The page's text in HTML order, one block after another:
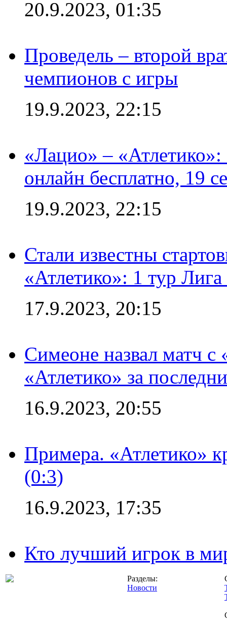
20.9.2023, 01:35
Проведель – второй
чемпионов с игры
19.9.2023, 22:15
«Лацио» –
онлайн бесплатно, 19
19.9.2023, 22:15
Стали известны
«Атлетико»: 1 тур
17.9.2023, 20:15
Симеоне назвал матч
«Атлетико» за
16.9.2023, 20:55
Примера. «Атлетико»
(0:3)
16.9.2023, 17:35
Кто лучший игрок в
Разделы:
Новости